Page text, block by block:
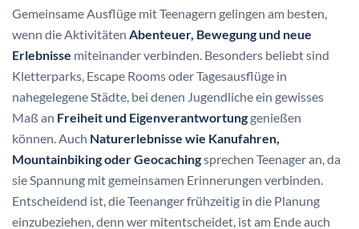
Gemeinsame Ausflüge mit Teenagern gelingen am besten,
wenn die Aktivitäten Abenteuer, Bewegung und neue
Erlebnisse miteinander verbinden. Besonders beliebt sind
Kletterparks, Escape Rooms oder Tagesausflüge in
nahegelegene Städte, bei denen Jugendliche ein gewisses
Maß an Freiheit und Eigenverantwortung genießen
können. Auch Naturerlebnisse wie Kanufahren,
Mountainbiking oder Geocachingsprechen Teenager an, da
sie Spannung mit gemeinsamen Erinnerungen verbinden.
Entscheidend ist, die Teenanger frühzeitig in die Planung
einzubeziehen, denn wer mitentscheidet, ist am Ende auch